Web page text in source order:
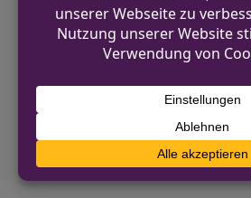
VORHERIGER BEITRAG
Unbekannte brechen in
ein